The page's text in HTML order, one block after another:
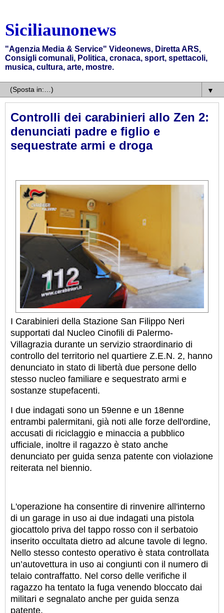
Siciliaunonews
"Agenzia Media & Service" Videonews, Diretta ARS,
Consigli comunali, Politica, cronaca, sport, spettacoli,
musica, cultura, arte, mostre.
▼
Controlli dei carabinieri allo Zen 2:
denunciati padre e figlio e
sequestrate armi e droga
I Carabinieri della Stazione San Filippo Neri
supportati dal Nucleo Cinofili di Palermo-
Villagrazia durante un servizio straordinario di
controllo del territorio nel quartiere Z.E.N. 2, hanno
denunciato in stato di libertà due persone dello
stesso nucleo familiare e sequestrato armi e
sostanze stupefacenti.
I due indagati sono un 59enne e un 18enne
entrambi palermitani, già noti alle forze dell'ordine,
accusati di riciclaggio e minaccia a pubblico
ufficiale, inoltre il ragazzo è stato anche
denunciato per guida senza patente con violazione
reiterata nel biennio.
L'operazione ha consentire di rinvenire all'interno
di un garage in uso ai due indagati una pistola
giocattolo priva del tappo rosso con il serbatoio
inserito occultata dietro ad alcune tavole di legno.
Nello stesso contesto operativo è stata controllata
un’autovettura in uso ai congiunti con il numero di
telaio contraffatto. Nel corso delle verifiche il
ragazzo ha tentato la fuga venendo bloccato dai
militari e segnalato anche per guida senza
patente.